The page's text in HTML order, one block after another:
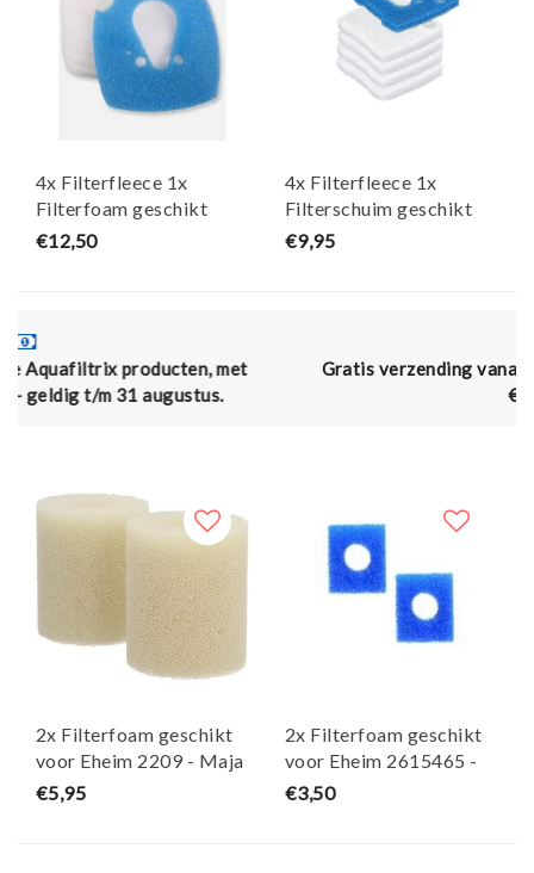
4x Filterfleece 1x
Filterfoam geschikt
voor eheim professionel
€12,50
4x Filterfleece 1x
Filterschuim geschikt
voor eheim professionel
€9,95
Gratis verzending vanaf € 50,- (en naar België
2x Filterfoam geschikt
voor Eheim 2209 - Maja
Koi
€5,95
2x Filterfoam geschikt
voor Eheim 2615465 -
Maja Koi
€3,50